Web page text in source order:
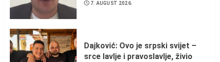
7. AUGUST 2026.
Dajković: Ovo je srpski svijet –
srce lavlje i pravoslavlje, živio